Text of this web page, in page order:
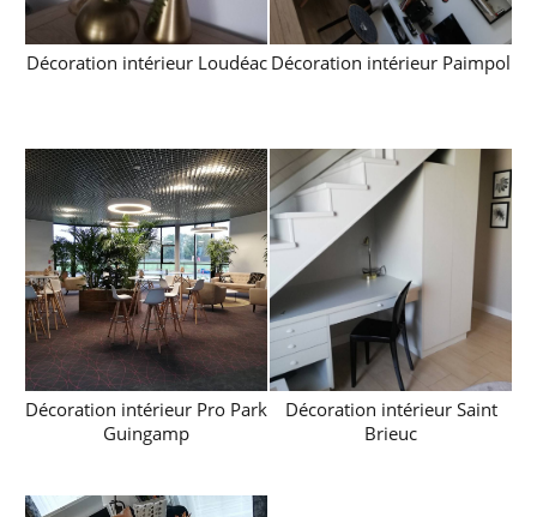
Décoration intérieur Loudéac Décoration intérieur Paimpol
Décoration intérieur Pro Park
Guingamp
Décoration intérieur Saint
Brieuc